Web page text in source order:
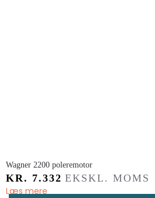
​Wagner 2200 poleremotor
KR. 7.332 EKSKL. MOMS
Læs mere